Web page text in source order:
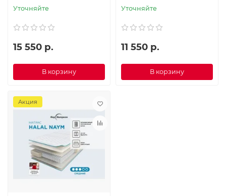
Уточняйте
15 550 р.
В корзину
Уточняйте
11 550 р.
В корзину
Акция